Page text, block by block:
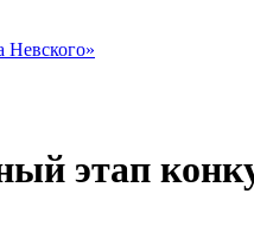
Невского»
этап